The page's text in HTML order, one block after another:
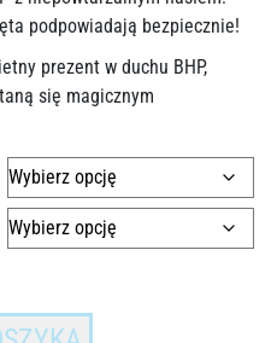
podpowiadają bezpiecznie!
prezent w duchu BHP,
się magicznym